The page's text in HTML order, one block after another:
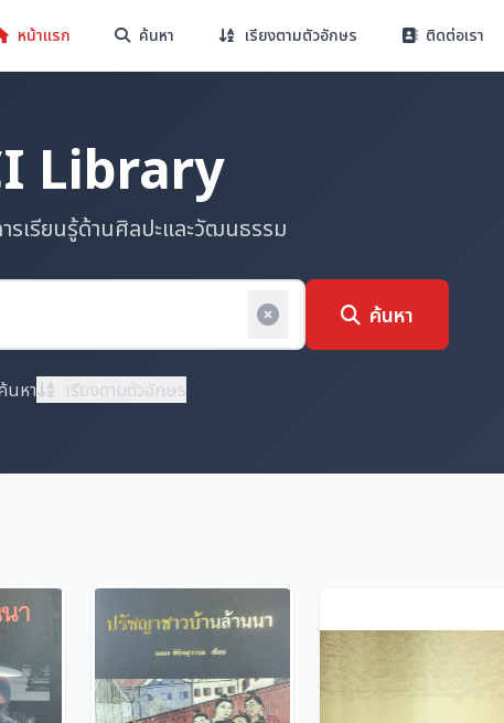
หน้าแรก ค้นหา เรียงตามตัวอักษร ติดต่อเรา
Library
เรียนรู้ด้านศิลปะและวัฒนธรรม
ค้นหา
นหา เรียงตามตัวอักษร